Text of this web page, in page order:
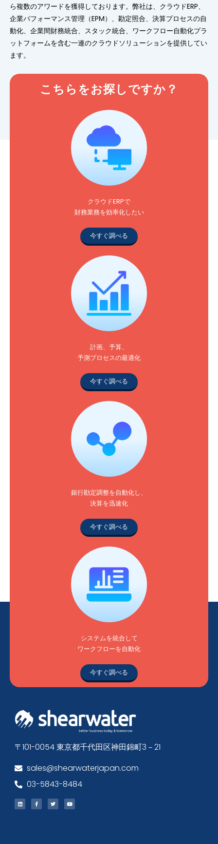
ら複数のアワードを獲得しております。弊社は、クラウドERP、
企業パフォーマンス管理（EPM）、勘定照合、決算プロセスの自
動化、企業間財務統合、スタック統合、ワークフロー自動化プラ
ットフォームを含む一連のクラウドソリューションを提供してい
ます。
こちらをお探しですか？
クラウドERPで
財務業務を効率化したい
今すぐ調べる
計画、予算、
予測プロセスの最適化
今すぐ調べる
銀行勘定調整を自動化し、
決算を迅速化
今すぐ調べる
システムを統合して
ワークフローを自動化
今すぐ調べる
〒101-0054 東京都千代田区神田錦町3－21
sales@shearwaterjapan.com
03-5843-8484